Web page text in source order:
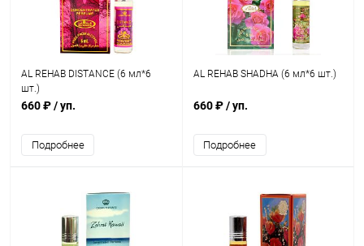
AL REHAB DISTANCE (6 мл*6
шт.)
660 ₽/ уп.
Подробнее
AL REHAB SHADHA (6 мл*6 шт.)
660 ₽/ уп.
Подробнее